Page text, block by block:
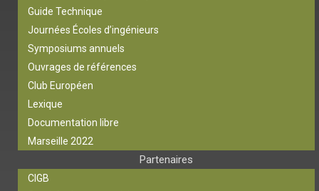
Guide Technique
Journées Écoles d’ingénieurs
Symposiums annuels
Ouvrages de références
Club Européen
Lexique
Documentation libre
Marseille 2022
Partenaires
CIGB